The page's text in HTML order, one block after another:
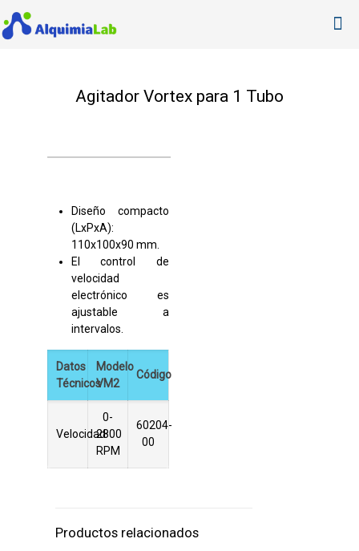
Agitador Vortex para 1 Tubo
Diseño compacto
(LxPxA):
110x100x90 mm.
El control de
velocidad
electrónico es
ajustable a
intervalos.
Datos
Técnicos
Modelo
VM2
Código
Velocidad
0-
2800
RPM
60204-
00
Productos relacionados